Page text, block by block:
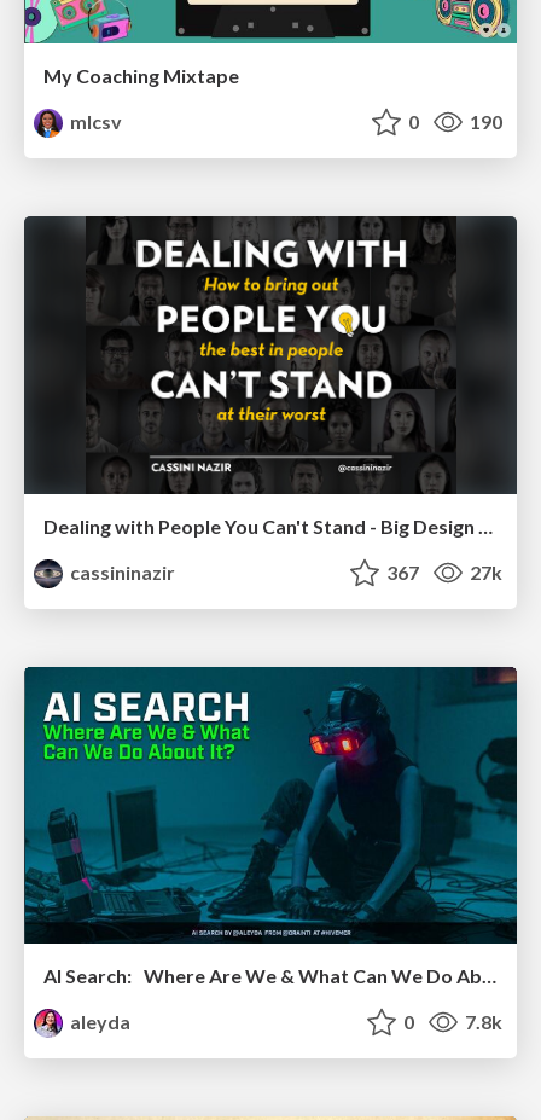
My Coaching Mixtape
mlcsv
0 190
Dealing with People You Can't Stand - Big Design 2015
cassininazir
367 27k
AI Search: Where Are We & What Can We Do About It?
aleyda
0 7.8k